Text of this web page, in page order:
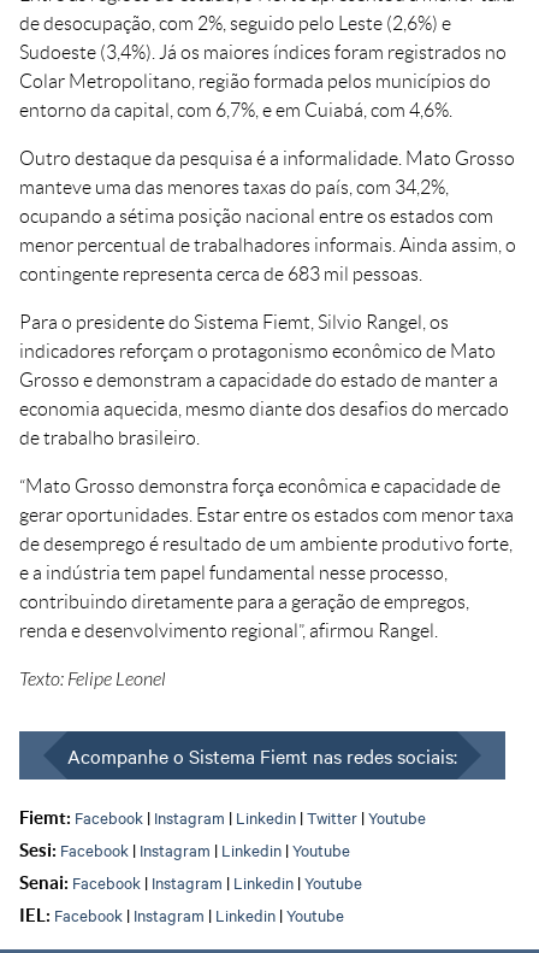
de desocupação, com 2%, seguido pelo Leste (2,6%) e
Sudoeste (3,4%). Já os maiores índices foram registrados no
Colar Metropolitano, região formada pelos municípios do
entorno da capital, com 6,7%, e em Cuiabá, com 4,6%.
Outro destaque da pesquisa é a informalidade. Mato Grosso
manteve uma das menores taxas do país, com 34,2%,
ocupando a sétima posição nacional entre os estados com
menor percentual de trabalhadores informais. Ainda assim, o
contingente representa cerca de 683 mil pessoas.
Para o presidente do Sistema Fiemt, Silvio Rangel, os
indicadores reforçam o protagonismo econômico de Mato
Grosso e demonstram a capacidade do estado de manter a
economia aquecida, mesmo diante dos desafios do mercado
de trabalho brasileiro.
“Mato Grosso demonstra força econômica e capacidade de
gerar oportunidades. Estar entre os estados com menor taxa
de desemprego é resultado de um ambiente produtivo forte,
e a indústria tem papel fundamental nesse processo,
contribuindo diretamente para a geração de empregos,
renda e desenvolvimento regional”, afirmou Rangel.
Texto: Felipe Leonel
Acompanhe o Sistema Fiemt nas redes sociais:
Fiemt: Facebook | Instagram | Linkedin |Twitter |Youtube
Sesi: Facebook | Instagram | Linkedin |Youtube
Senai: Facebook | Instagram | Linkedin |Youtube
IEL: Facebook | Instagram | Linkedin |Youtube